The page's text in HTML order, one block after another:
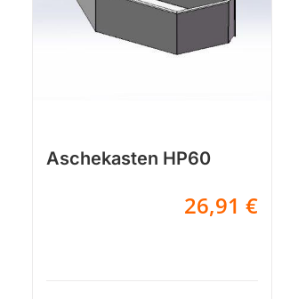
Aschekasten HP60
26,91 €